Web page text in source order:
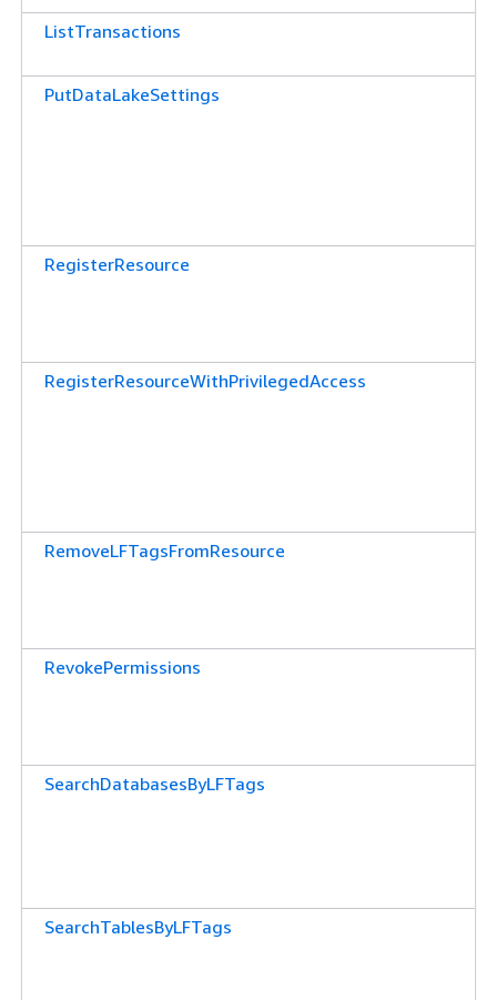
ListTransactions
PutDataLakeSettings
RegisterResource
RegisterResourceWithPrivilegedAccess
RemoveLFTagsFromResource
RevokePermissions
SearchDatabasesByLFTags
SearchTablesByLFTags